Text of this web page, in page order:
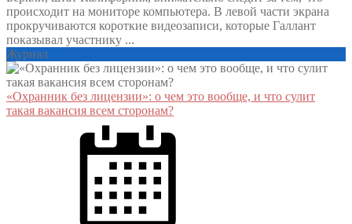
происходит на мониторе компьютера. В левой части экрана
прокручиваются короткие видеозаписи, которые Галлант
показывал участнику ...
Журнал
«Охранник без лицензии»: о чем это вообще, и что сулит
такая вакансия всем сторонам?